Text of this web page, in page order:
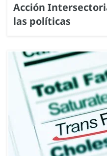
Acción
las políticas